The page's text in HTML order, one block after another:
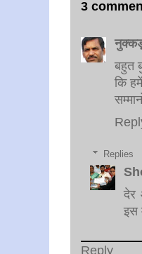
3
बहुत
कि
Replies
देर
इस
Reply